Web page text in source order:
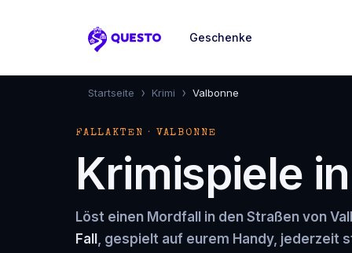
Questo
Geschenke
Startseite › Krimi › Valbonne
FALLAKTEN · VALBONNE
Krimispiele
Löst einen Mordfall in den Straßen von
Fall , gespielt auf eurem Handy, jederzeit